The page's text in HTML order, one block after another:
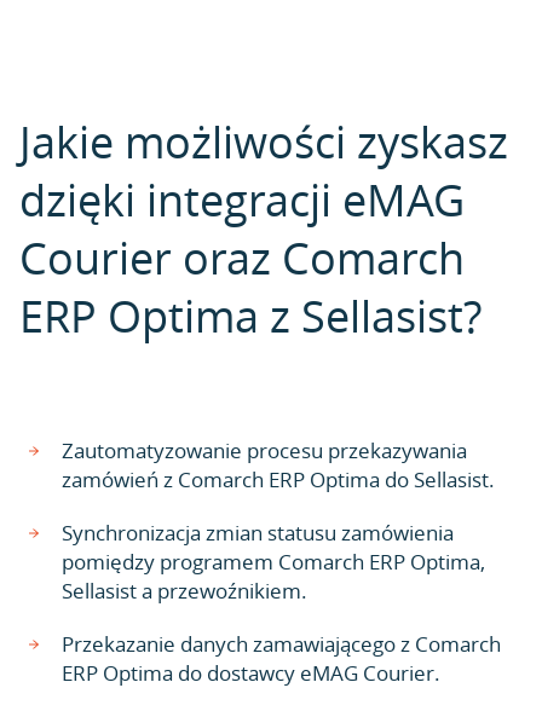
Jakie możliwości zyskasz
dzięki integracji eMAG
Courier oraz Comarch
ERP Optima z Sellasist?
Zautomatyzowanie procesu przekazywania
zamówień z Comarch ERP Optima do Sellasist.
Synchronizacja zmian statusu zamówienia
pomiędzy programem Comarch ERP Optima,
Sellasist a przewoźnikiem.
Przekazanie danych zamawiającego z Comarch
ERP Optima do dostawcy eMAG Courier.